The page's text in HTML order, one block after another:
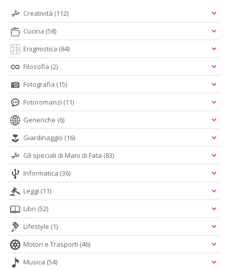
Creatività (112)
Cucina (58)
Enigmistica (84)
Filosofia (2)
Fotografia (15)
Fotoromanzi (11)
Generiche (6)
Giardinaggio (16)
Gli speciali di Mani di Fata (83)
Informatica (36)
Leggi (11)
Libri (52)
Lifestyle (1)
Motori e Trasporti (46)
Musica (54)